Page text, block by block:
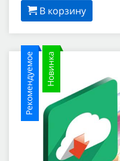
В корзину
Рекомендуемое Новинка